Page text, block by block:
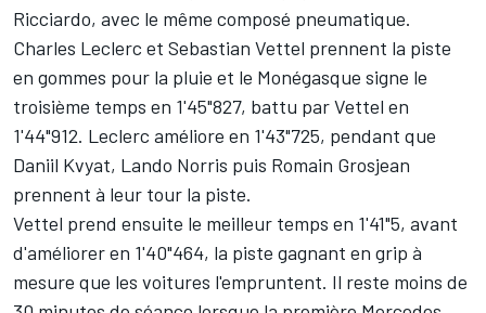
Ricciardo, avec le même composé pneumatique.
Charles Leclerc et Sebastian Vettel prennent la piste
en gommes pour la pluie et le Monégasque signe le
troisième temps en 1'45"827, battu par Vettel en
1'44"912. Leclerc améliore en 1'43"725, pendant que
Daniil Kvyat, Lando Norris puis Romain Grosjean
prennent à leur tour la piste.
Vettel prend ensuite le meilleur temps en 1'41"5, avant
d'améliorer en 1'40"464, la piste gagnant en grip à
mesure que les voitures l'empruntent. Il reste moins de